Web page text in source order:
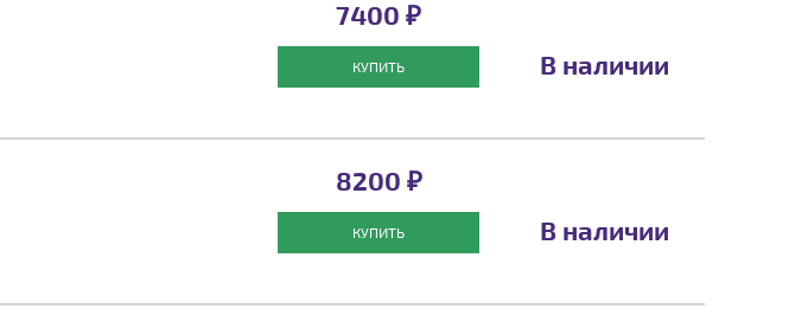
7400 ₽
КУПИТЬ В наличии
8200 ₽
КУПИТЬ В наличии